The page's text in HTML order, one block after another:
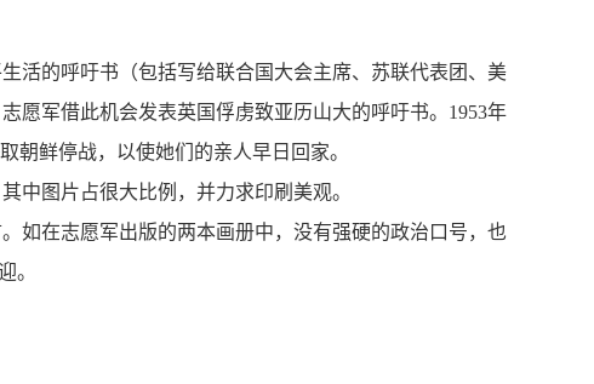
活的呼吁书（包括写给联合国大会主席、苏联代表团、美
愿军借此机会发表英国俘虏致亚历山大的呼吁书。1953年
朝鲜停战，以使她们的亲人早日回家。
中图片占很大比例，并力求印刷美观。
如在志愿军出版的两本画册中，没有强硬的政治口号，也
。